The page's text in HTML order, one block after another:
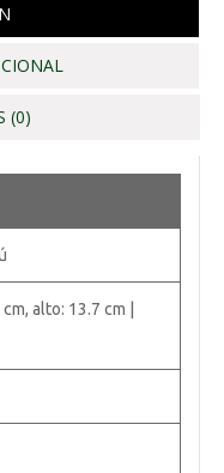
(0)
alto: 13.7 cm |